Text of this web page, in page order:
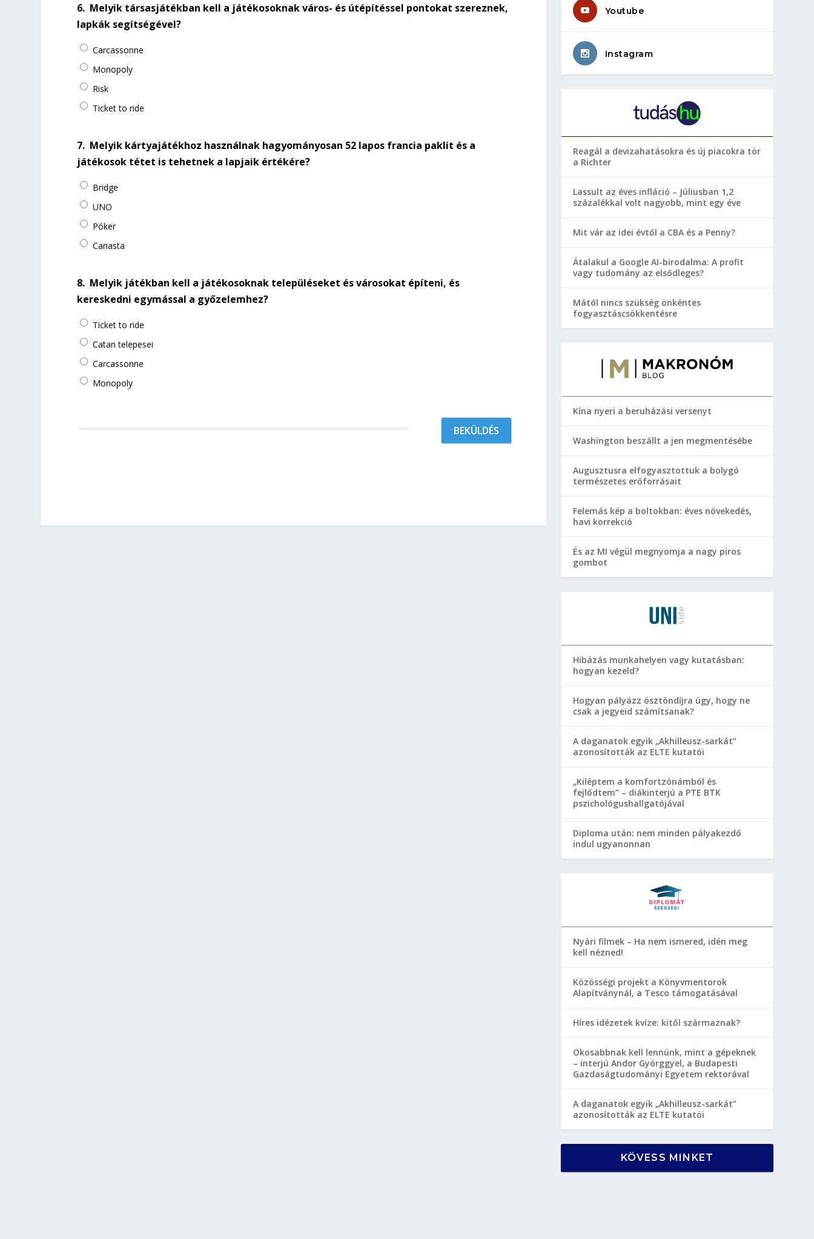
6. Melyik társasjátékban kell a játékosoknak város- és útépítéssel pontokat szereznek,
lapkák segítségével?
Carcassonne
Monopoly
Risk
Ticket to ride
7. Melyik kártyajátékhoz használnak hagyományosan 52 lapos francia paklit és a
játékosok tétet is tehetnek a lapjaik értékére?
Bridge
UNO
Póker
Canasta
8. Melyik játékban kell a játékosoknak településeket és városokat építeni, és
kereskedni egymással a győzelemhez?
Ticket to ride
Catan telepesei
Carcassonne
Monopoly
Youtube
Instagram
Reagál a devizahatásokra és új piacokra tör
a Richter
Lassult az éves infláció – Júliusban 1,2
százalékkal volt nagyobb, mint egy éve
Mit vár az idei évtől a CBA és a Penny?
Átalakul a Google AI-birodalma: A profit
vagy tudomány az elsődleges?
Mától nincs szükség önkéntes
fogyasztáscsökkentésre
Kína nyeri a beruházási versenyt
Washington beszállt a jen megmentésébe
Augusztusra elfogyasztottuk a bolygó
természetes erőforrásait
Felemás kép a boltokban: éves növekedés,
havi korrekció
És az MI végül megnyomja a nagy piros
gombot
Hibázás munkahelyen vagy kutatásban:
hogyan kezeld?
Hogyan pályázz ösztöndíjra úgy, hogy ne
csak a jegyeid számítsanak?
A daganatok egyik „Akhilleusz-sarkát”
azonosították az ELTE kutatói
„Kiléptem a komfortzónámból és
fejlődtem” – diákinterjú a PTE BTK
pszichológushallgatójával
Diploma után: nem minden pályakezdő
indul ugyanonnan
Nyári filmek – Ha nem ismered, idén meg
kell nézned!
Közösségi projekt a Könyvmentorok
Alapítványnál, a Tesco támogatásával
Híres idézetek kvíze: kitől származnak?
Okosabbnak kell lennünk, mint a gépeknek
– interjú Andor Györggyel, a Budapesti
Gazdaságtudományi Egyetem rektorával
A daganatok egyik „Akhilleusz-sarkát”
azonosították az ELTE kutatói
KÖVESS MINKET